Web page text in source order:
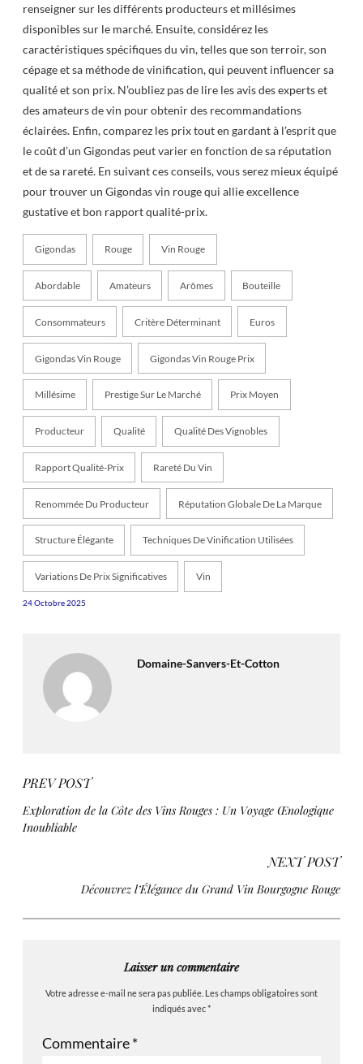
renseigner sur les différents producteurs et millésimes
disponibles sur le marché. Ensuite, considérez les
caractéristiques spécifiques du vin, telles que son terroir, son
cépage et sa méthode de vinification, qui peuvent influencer sa
qualité et son prix. N’oubliez pas de lire les avis des experts et
des amateurs de vin pour obtenir des recommandations
éclairées. Enfin, comparez les prix tout en gardant à l’esprit que
le coût d’un Gigondas peut varier en fonction de sa réputation
et de sa rareté. En suivant ces conseils, vous serez mieux équipé
pour trouver un Gigondas vin rouge qui allie excellence
gustative et bon rapport qualité-prix.
Gigondas Rouge Vin Rouge
Abordable Amateurs Arômes Bouteille
Consommateurs Critère Déterminant Euros
Gigondas Vin Rouge Gigondas Vin Rouge Prix
Millésime Prestige Sur Le Marché Prix Moyen
Producteur Qualité Qualité Des Vignobles
Rapport Qualité-Prix Rareté Du Vin
Renommée Du Producteur Réputation Globale De La Marque
Structure Élégante Techniques De Vinification Utilisées
Variations De Prix Significatives Vin
24 Octobre 2025
Domaine-Sanvers-Et-Cotton
PREV POST
Exploration de la Côte des Vins Rouges : Un Voyage Œnologique
Inoubliable
NEXT POST
Découvrez l’Élégance du Grand Vin Bourgogne Rouge
Laisser un commentaire
Votre adresse e-mail ne sera pas publiée. Les champs obligatoires sont
indiqués avec*
Commentaire*